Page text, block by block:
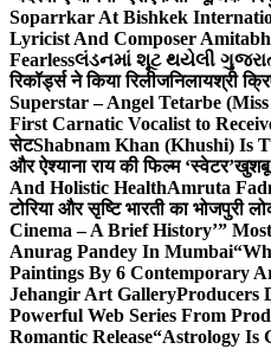
Soparrkar At Bishkek
Lyricist And Composer
Fearlessલંડનમાં શૂટ થયેલી
रिकॉर्ड्स ने किया रिलीजनिलायश्री
Superstar – Angel Tetarbe
First Carnatic Vocalist to
सेटShabnam Khan (Khushi) Is
और ऐश्याना राय की फिल्म ‘स्वेटर’खुशबू
And Holistic HealthAmruta
टोरिया और सृष्टि भारती का भोजपुरी
Cinema – A Brief History’”
Anurag Pandey In Mumbai
Paintings By 6 Contemporary
Jehangir Art GalleryProducers
Powerful Web Series From
Romantic Release“Astrology Is